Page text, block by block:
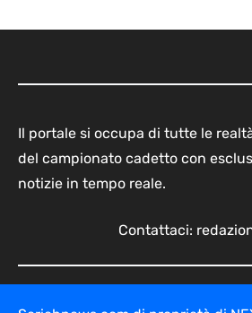
Il portale si occupa di tutte le
del campionato cadetto con
notizie in tempo reale.
Contattaci: